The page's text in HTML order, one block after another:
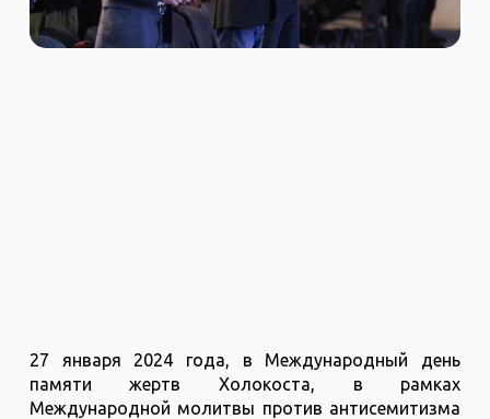
27 января 2024 года, в Международный день
памяти жертв Холокоста, в рамках
Международной молитвы против антисемитизма